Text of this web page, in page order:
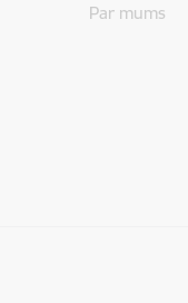
Par mums